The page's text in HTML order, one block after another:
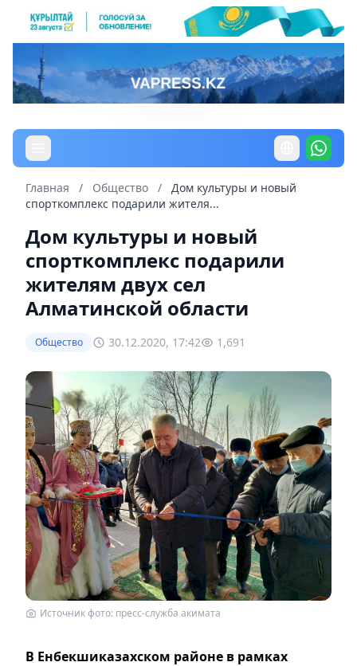
Главная / Общество /
Дом культуры и новый
спорткомплекс подарили жителя...
Дом культуры и новый
спорткомплекс подарили
жителям двух сел
Алматинской области
Общество 30.12.2020, 17:42 1,691
Источник фото: пресс-служба акимата
В Енбекшиказахском районе в рамках